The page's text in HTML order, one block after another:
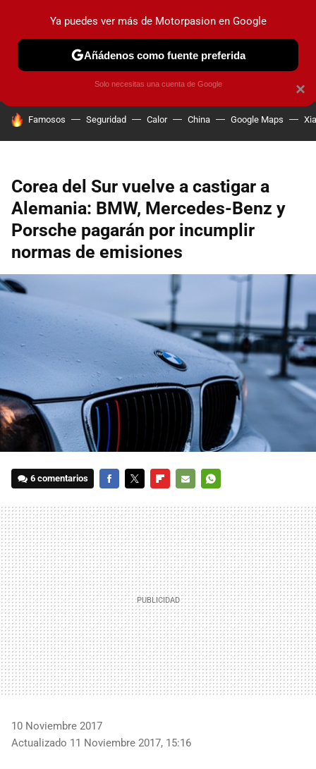
PRUEBAS COCHES ELÉCTRICOS OBSERVATORIO
HOY SE HABLA DE
Famosos Seguridad Calor China Google Maps
Corea del Sur vuelve a castigar a
Alemania: BMW, Mercedes-Benz y
Porsche pagarán por incumplir
normas de emisiones
6 comentarios
MAIL
10 Noviembre 2017
Actualizado 11 Noviembre 2017, 15:16
×
Ya puedes ver más de Motorpasion en Google
Añádenos como fuente preferida
Solo necesitas una cuenta de Google